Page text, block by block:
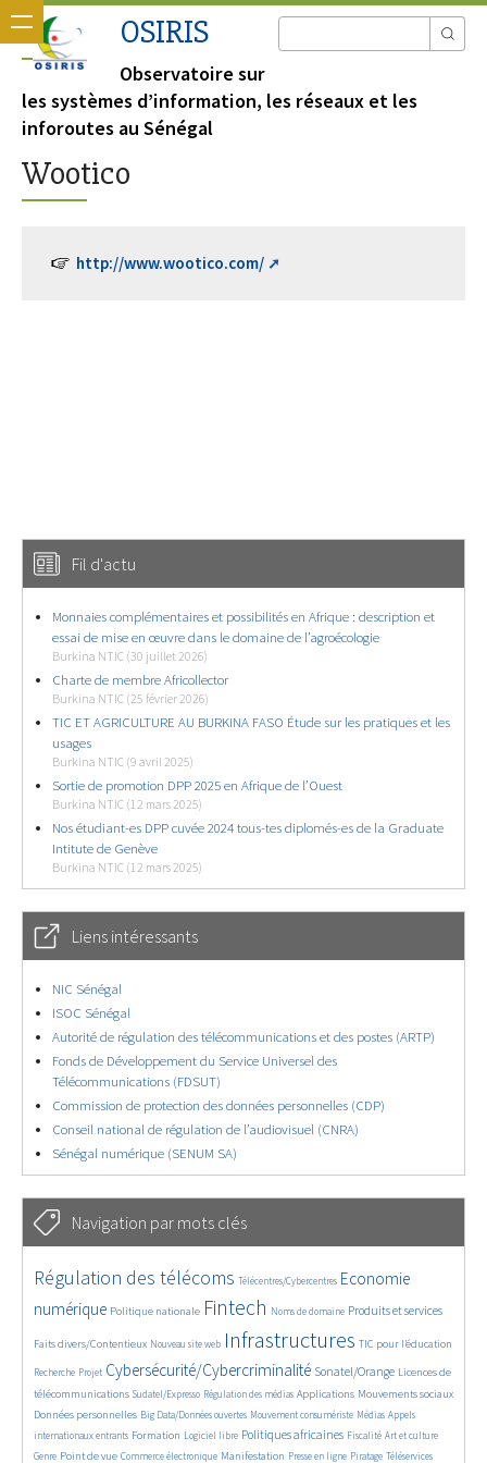
OSIRIS
Observatoire sur
les systèmes d’information, les réseaux et les
inforoutes au Sénégal
Wootico
http://www.wootico.com/
Fil d'actu
Monnaies complémentaires et possibilités en Afrique : description et
essai de mise en œuvre dans le domaine de l’agroécologie
Burkina NTIC (30 juillet 2026)
Charte de membre Africollector
Burkina NTIC (25 février 2026)
TIC ET AGRICULTURE AU BURKINA FASO Étude sur les pratiques et les
usages
Burkina NTIC (9 avril 2025)
Sortie de promotion DPP 2025 en Afrique de l’Ouest
Burkina NTIC (12 mars 2025)
Nos étudiant-es DPP cuvée 2024 tous-tes diplomés-es de la Graduate
Intitute de Genève
Burkina NTIC (12 mars 2025)
Liens intéressants
NIC Sénégal
ISOC Sénégal
Autorité de régulation des télécommunications et des postes (ARTP)
Fonds de Développement du Service Universel des
Télécommunications (FDSUT)
Commission de protection des données personnelles (CDP)
Conseil national de régulation de l’audiovisuel (CNRA)
Sénégal numérique (SENUM SA)
Navigation par mots clés
4614/5824
Régulation des télécoms
368/5824 Télécentres/Cybercentres
3669/5824
Economie
numérique
1869/5824 Politique nationale
5263/5824 Fintech
656/5824 Noms de domaine
2331/5824 Produits et services
1548/5824
Faits divers/Contentieux Nouveau site web Infrastructures TIC pour l’éducation
Recherche
245/5824Projet
3772/5824 Cybersécurité/Cybercriminalité
2279/5824 Sonatel/Orange
1635/5824
Licences de
télécommunications
301/5824 Sudatel/Expresso
1039/5824 Régulation des médias
1523/5824 Applications
1275/5824 Mouvements sociaux
1701/5824
Données personnelles
147/5824 Big Data/Données ouvertes
616/5824 Mouvement consumériste
363/5824 Médias
648/5824
Appels
internationaux entrants
1735/5824 Formation
105/5824 Logiciel libre
2528/5824 Politiques africaines
1075/5824 Fiscalité
172/5824 Art et culture
587/5824
Genre
1959/5824Point de vue
1069/5824 Commerce électronique
1500/5824 Manifestation
323/5824 Presse en ligne
126/5824 Piratage
209/5824 Téléservices
1216/5824